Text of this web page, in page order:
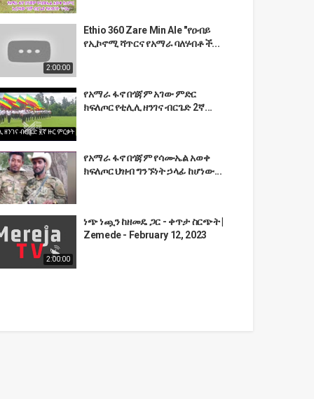
2:00:00
Ethio 360 Zare Min Ale "የዐብይ
የኢኮኖሚ ሻጥርና የአማራ ባለሃብቶች...
የአማራ ፋኖ በጎጃም አገው ምድር
ክፍለጦር የቲሊሊ ዘንገና ብርጌድ 2ኛ...
የአማራ ፋኖ በጎጃም የሳሙኤል አወቀ
ክፍለጦር ህዝብ ግንኙነት ኃላፊ ከሆነው...
2:00:00
ነጭ ነጯን ከዘመዴ ጋር - ቀጥታ ስርጭት |
Zemede - February 12, 2023